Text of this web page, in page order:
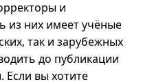
и
из них имеет учёные
так и зарубежных
до публикации
вы хотите